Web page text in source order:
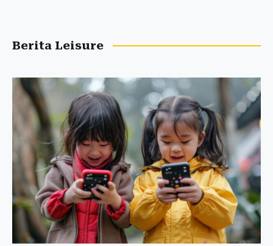
Berita Leisure